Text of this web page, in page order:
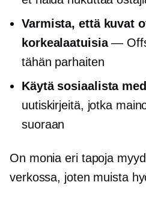
Varmista, että kuvat
korkealaatuisia—
tähän parhaiten
Käytä sosiaalista
uutiskirjeitä, jotka
suoraan
On monia eri tapoja
verkossa, joten muista